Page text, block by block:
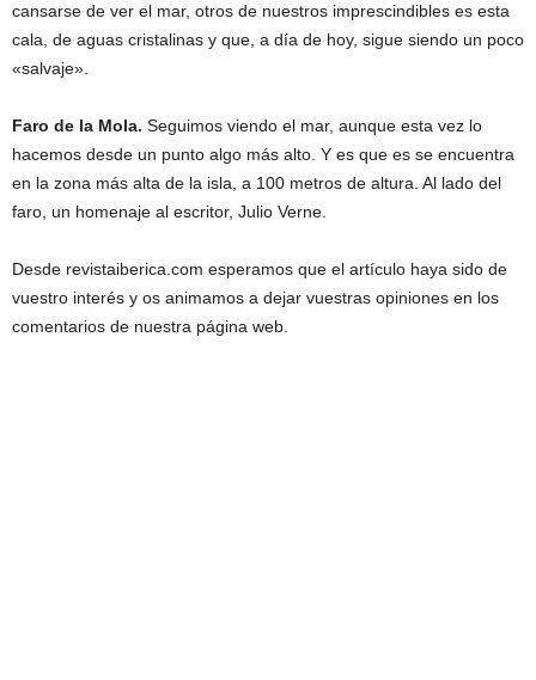
cansarse de ver el mar, otros de nuestros imprescindibles es esta
cala, de aguas cristalinas y que, a día de hoy, sigue siendo un poco
«salvaje».
Faro de la Mola. Seguimos viendo el mar, aunque esta vez lo
hacemos desde un punto algo más alto. Y es que es se encuentra
en la zona más alta de la isla, a 100 metros de altura. Al lado del
faro, un homenaje al escritor, Julio Verne.
Desde revistaiberica.com esperamos que el artículo haya sido de
vuestro interés y os animamos a dejar vuestras opiniones en los
comentarios de nuestra página web.